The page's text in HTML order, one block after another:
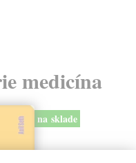
medicína
na sklade